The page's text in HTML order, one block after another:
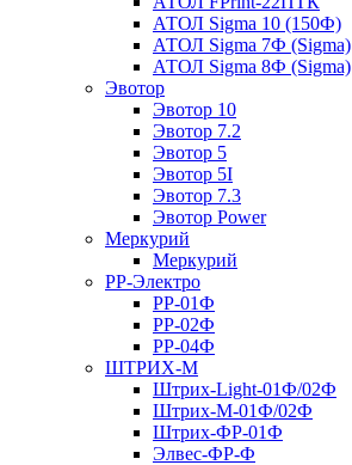
АТОЛ Sigma 10 (150Ф)
АТОЛ Sigma 7Ф (Sigma)
АТОЛ Sigma 8Ф (Sigma)
Эвотор
Эвотор 10
Эвотор 7.2
Эвотор 5
Эвотор 5I
Эвотор 7.3
Эвотор Power
Меркурий
Меркурий
РР-Электро
РР-01Ф
РР-02Ф
РР-04Ф
ШТРИХ-М
Штрих-Light-01Ф/02Ф
Штрих-М-01Ф/02Ф
Штрих-ФР-01Ф
Элвес-ФР-Ф